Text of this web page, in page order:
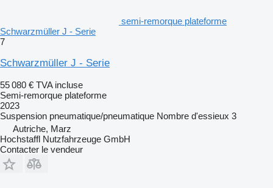
semi-remorque plateforme
Schwarzmüller J - Serie
7
Schwarzmüller J - Serie
55 080 € TVA incluse
Semi-remorque plateforme
2023
Suspension pneumatique/pneumatique Nombre d'essieux 3
Autriche, Marz
Hochstaffl Nutzfahrzeuge GmbH
Contacter le vendeur